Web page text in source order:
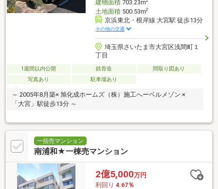
建物面積703.23m
土地面積500.53m2
京浜東北・根岸線 大宮駅 徒歩13分
その他の交通
埼玉県さいたま市大宮区浅間町１
丁目
1週間以内公開 鉄骨造
間取り図あり
写真あり
駐車場あり
～ 2005年8月築× 旭化成ホームズ（株）施工へーベルメゾン ×
「大宮」駅徒歩13分 ～
一括売マンション
南浦和★一棟売マンション
2億5,000万円
利回り 4.67％